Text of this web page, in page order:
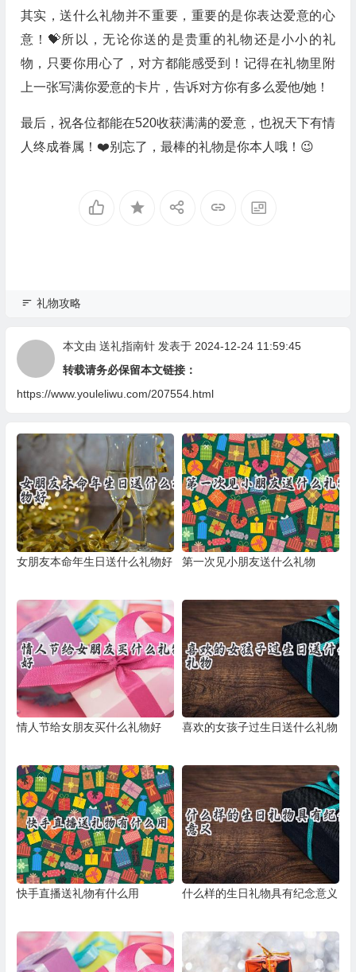
其实，送什么礼物并不重要，重要的是你表达爱意的心
意！💝所以，无论你送的是贵重的礼物还是小小的礼
物，只要你用心了，对方都能感受到！记得在礼物里附
上一张写满你爱意的卡片，告诉对方你有多么爱他/她！
最后，祝各位都能在520收获满满的爱意，也祝天下有情
人终成眷属！❤️别忘了，最棒的礼物是你本人哦！😉
礼物攻略
本文由 送礼指南针发表于 2024-12-24 11:59:45
转载请务必保留本文链接：
https://www.youleliwu.com/207554.html
女朋友本命年生日送什么礼物好 第一次见小朋友送什么礼物
情人节给女朋友买什么礼物好 喜欢的女孩子过生日送什么礼物
快手直播送礼物有什么用 什么样的生日礼物具有纪念意义